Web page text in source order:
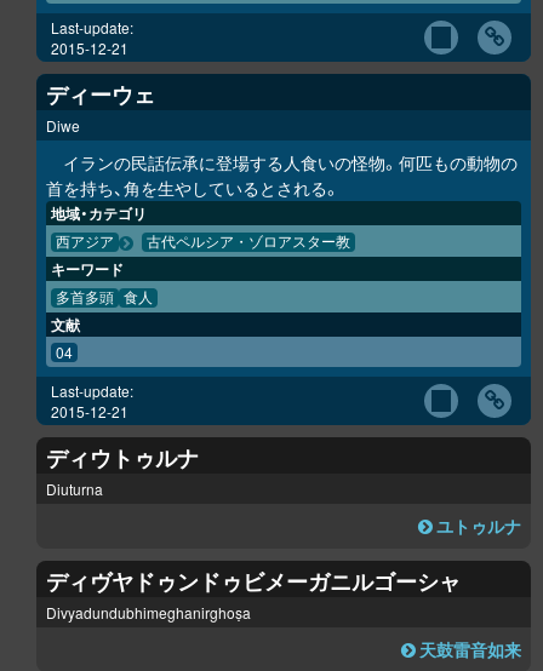
Last-update:
2015-12-21
ディーウェ
Diwe
イランの民話伝承に登場する人食いの怪物。何匹もの動物の
首を持ち、角を生やしているとされる。
地域・カテゴリ
西アジア 古代ペルシア・ゾロアスター教
キーワード
多首多頭 食人
文献
04
Last-update:
2015-12-21
ディウトゥルナ
Diuturna
ユトゥルナ
ディヴヤドゥンドゥビメーガニルゴーシャ
Divyadundubhimeghanirghoṣa
天鼓雷音如来